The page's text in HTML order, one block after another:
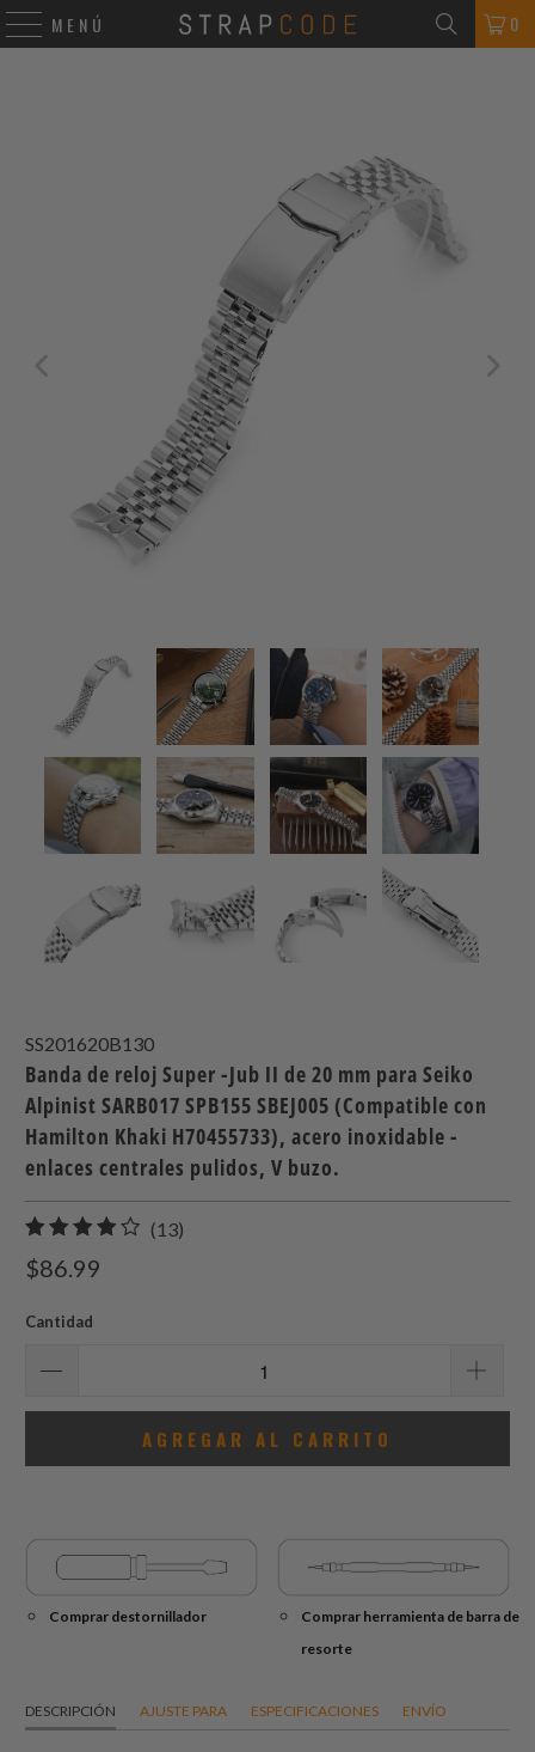
MENÚ 0
SS201620B130
Banda de reloj Super -Jub II de 20 mm para Seiko
Alpinist SARB017 SPB155 SBEJ005 (Compatible con
Hamilton Khaki H70455733), acero inoxidable -
enlaces centrales pulidos, V buzo.
(13)
$86.99
Cantidad
AGREGAR AL CARRITO
Comprar destornillador
Comprar herramienta de barra de
resorte
DESCRIPCIÓN AJUSTE PARA ESPECIFICACIONES ENVÍO